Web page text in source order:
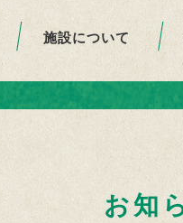
施設について
お知